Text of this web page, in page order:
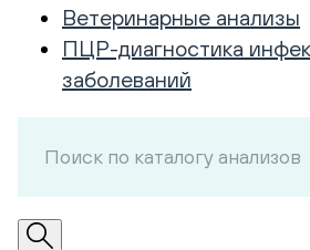
Ветеринарные анализы
ПЦР-диагностика
заболеваний